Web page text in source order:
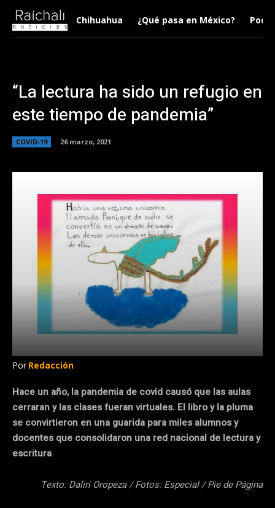
Chihuahua ¿Qué pasa en México?
“La lectura ha sido un refugio en
este tiempo de pandemia”
COVID-19 26 marzo, 2021
Por Redacción
Hace un año, la pandemia de covid causó que las aulas
cerraran y las clases fueran virtuales. El libro y la pluma
se convirtieron en una guarida para miles alumnos y
docentes que consolidaron una red nacional de lectura y
escritura
Texto: Daliri Oropeza / Fotos: Especial / Pie de Página